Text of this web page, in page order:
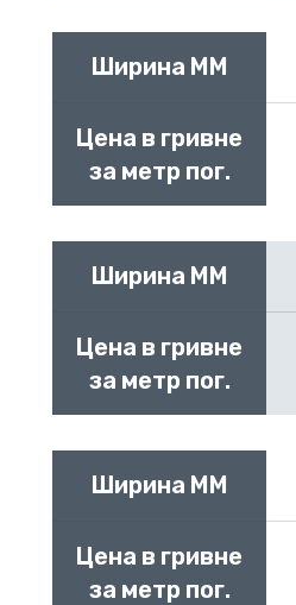
Ширина ММ
за метр пог.
Ширина ММ
за метр пог.
Ширина ММ
за метр пог.